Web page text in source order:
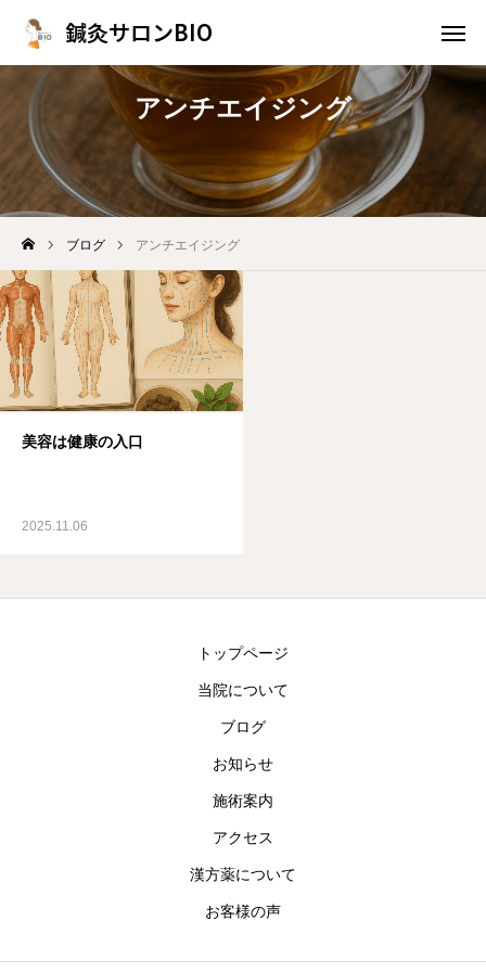
鍼灸サロンBIO
アンチエイジング
ブログ アンチエイジング
美容は健康の入口
2025.11.06
トップページ
当院について
ブログ
お知らせ
施術案内
アクセス
漢方薬について
お客様の声
鍼灸サロンBIO
WEB予約 問い合わせ
施術案内 アクセス
トップページ
当院について
ブログ
アクセス